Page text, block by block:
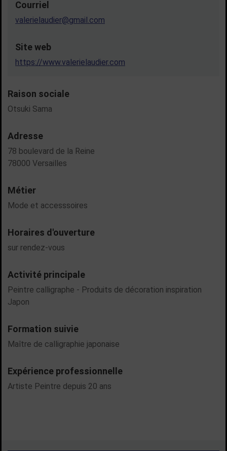
Raison sociale
Otsuki Sama
Adresse
78 boulevard de la Reine
78000 Versailles
Métier
Mode et accesssoires
Horaires d'ouverture
sur rendez-vous
Activité principale
Peintre calligraphe - Produits de décoration inspiration
Japon
Formation suivie
Maître de calligraphie japonaise
Expérience professionnelle
Artiste Peintre depuis 20 ans
Courriel
valerielaudier@gmail.com
Site web
https://www.valerielaudier.com